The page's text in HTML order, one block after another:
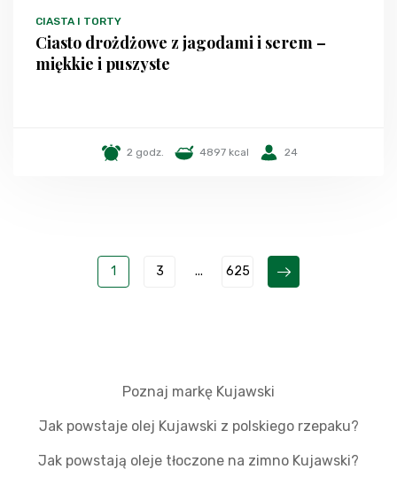
CIASTA I TORTY
Ciasto drożdżowe z jagodami i serem –
miękkie i puszyste
2 godz. 4897 kcal 24
1 3 ... 625
Poznaj markę Kujawski
Jak powstaje olej Kujawski z polskiego rzepaku?
Jak powstają oleje tłoczone na zimno Kujawski?